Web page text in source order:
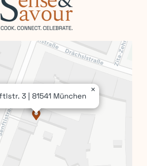
3 | 81541 München
×